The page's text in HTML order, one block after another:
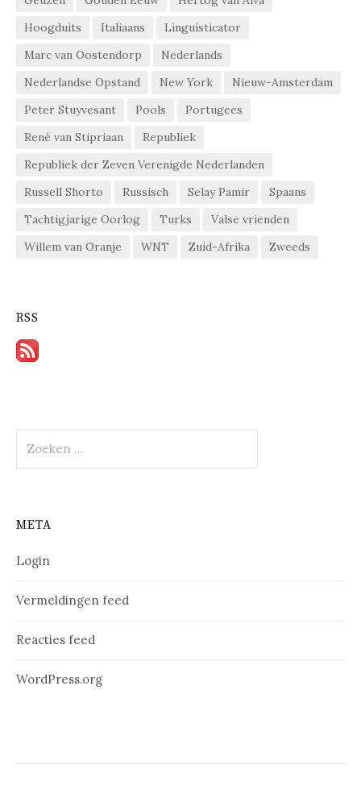
Hoogduits
Italiaans
Linguisticator
Marc van Oostendorp
Nederlands
Nederlandse Opstand
New York
Nieuw-Amsterdam
Peter Stuyvesant
Pools
Portugees
René van Stipriaan
Republiek
Republiek der Zeven Verenigde Nederlanden
Russell Shorto
Russisch Selay Pamir
Spaans
Tachtigjarige Oorlog
Turks
Valse vrienden
Willem van Oranje
WNT Zuid-Afrika Zweeds
RSS
naar:
META
Login
Vermeldingen feed
Reacties feed
WordPress.org